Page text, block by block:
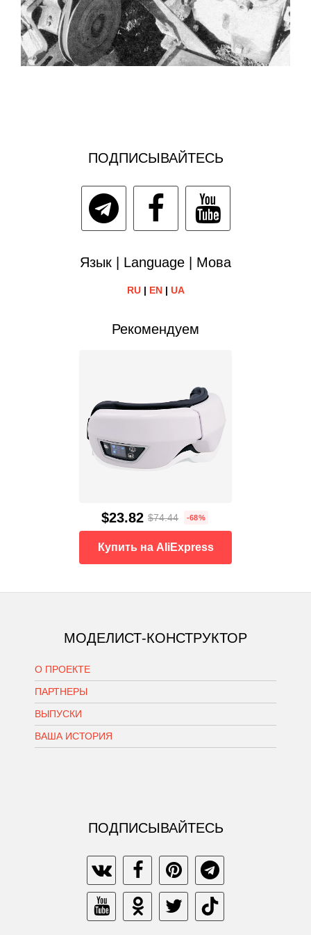
ПОДПИСЫВАЙТЕСЬ
Язык | Language | Мова
RU| EN| UA
Рекомендуем
$23.82 $74.44 -68%
Купить на AliExpress
МОДЕЛИСТ-КОНСТРУКТОР
О ПРОЕКТЕ
ПАРТНЕРЫ
ВЫПУСКИ
ВАША ИСТОРИЯ
ПОДПИСЫВАЙТЕСЬ